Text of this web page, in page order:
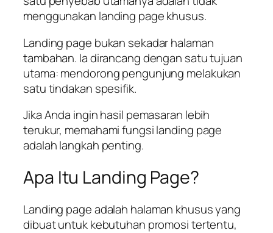
menggunakan landing page khusus.
Landing page bukan sekadar halaman
tambahan. Ia dirancang dengan satu tujuan
utama: mendorong pengunjung melakukan
satu tindakan spesifik.
Jika Anda ingin hasil pemasaran lebih
terukur, memahami fungsi landing page
adalah langkah penting.
Apa Itu Landing Page?
Landing page adalah halaman khusus yang
dibuat untuk kebutuhan promosi tertentu,